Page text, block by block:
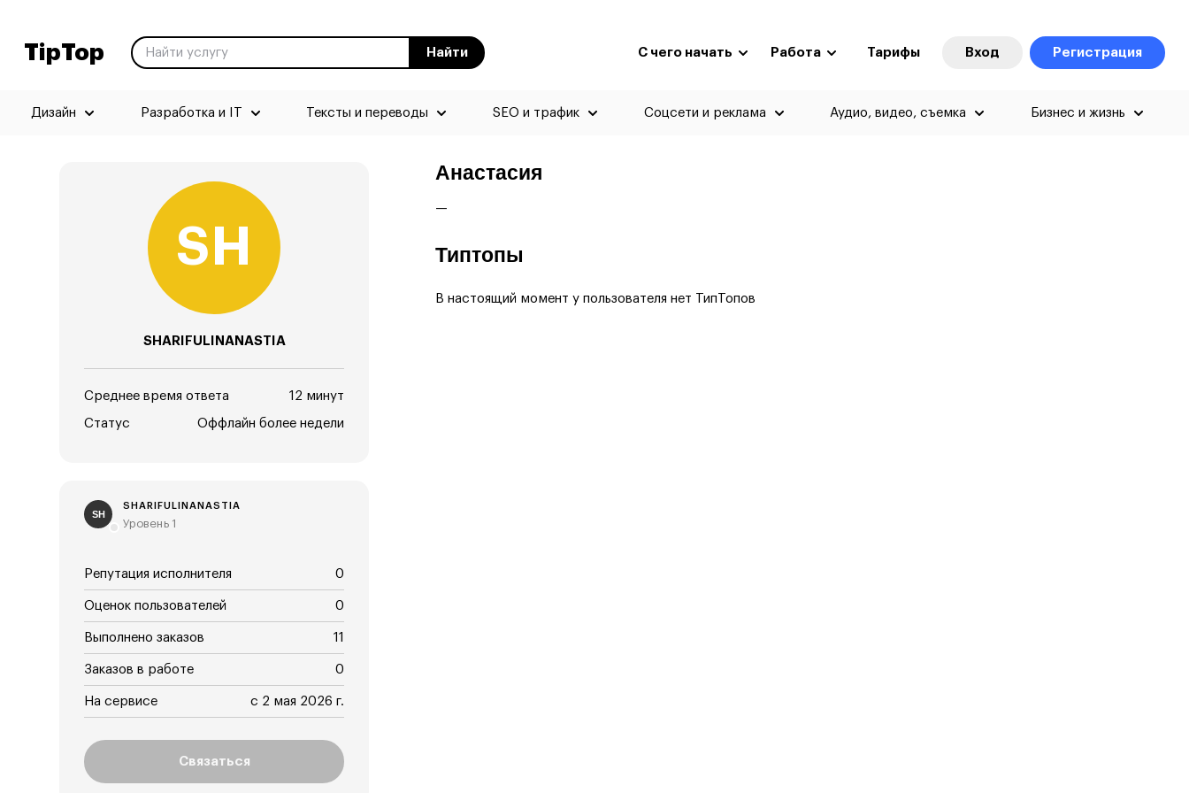
TipTop Найти С чего начать Работа Тарифы Вход Регистрация
Дизайн Разработка и IT Тексты и переводы SEO и трафик Соцсети и реклама Аудио, видео, съемка Бизнес и жизнь
SHARIFULINANASTIA
Среднее время ответа 12 минут
Статус Оффлайн более недели
SH
SHARIFULINANASTIA
Уровень 1
Репутация исполнителя 0
Оценок пользователей 0
Выполнено заказов 11
Заказов в работе 0
На сервисе с 2 мая 2026 г.
Связаться
Анастасия
—
Типтопы
В настоящий момент у пользователя нет ТипТопов